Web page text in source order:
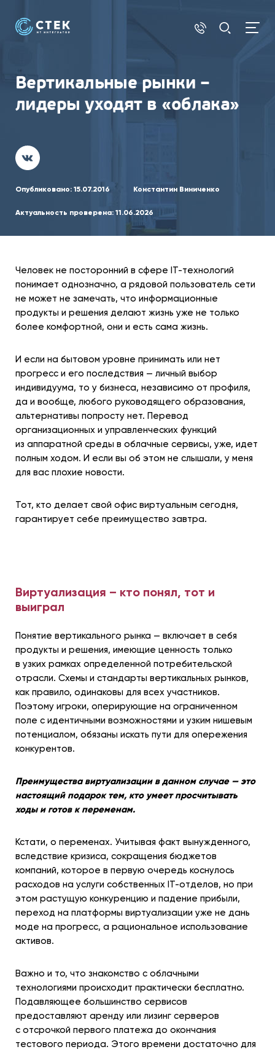
Вертикальные рынки –
лидеры уходят в «облака»
Опубликовано: 15.07.2016 Константин Виниченко
Актуальность проверена: 11.06.2026
Человек не посторонний в сфере IT-технологий
понимает однозначно, а рядовой пользователь сети
не может не замечать, что информационные
продукты и решения делают жизнь уже не только
более комфортной, они и есть сама жизнь.
И если на бытовом уровне принимать или нет
прогресс и его последствия — личный выбор
индивидуума, то у бизнеса, независимо от профиля,
да и вообще, любого руководящего образования,
альтернативы попросту нет. Перевод
организационных и управленческих функций
из аппаратной среды в облачные сервисы, уже, идет
полным ходом. И если вы об этом не слышали, у меня
для вас плохие новости.
Тот, кто делает свой офис виртуальным сегодня,
гарантирует себе преимущество завтра.
Виртуализация – кто понял, тот и
выиграл
Понятие вертикального рынка — включает в себя
продукты и решения, имеющие ценность только
в узких рамках определенной потребительской
отрасли. Схемы и стандарты вертикальных рынков,
как правило, одинаковы для всех участников.
Поэтому игроки, оперирующие на ограниченном
поле с идентичными возможностями и узким нишевым
потенциалом, обязаны искать пути для опережения
конкурентов.
Преимущества виртуализации в данном случае — это
настоящий подарок тем, кто умеет просчитывать
ходы и готов к переменам.
Кстати, о переменах. Учитывая факт вынужденного,
вследствие кризиса, сокращения бюджетов
компаний, которое в первую очередь коснулось
расходов на услуги собственных IT-отделов, но при
этом растущую конкуренцию и падение прибыли,
переход на платформы виртуализации уже не дань
моде на прогресс, а рациональное использование
активов.
Важно и то, что знакомство с облачными
технологиями происходит практически бесплатно.
Подавляющее большинство сервисов
предоставляют аренду или лизинг серверов
с отсрочкой первого платежа до окончания
тестового периода. Этого времени достаточно для